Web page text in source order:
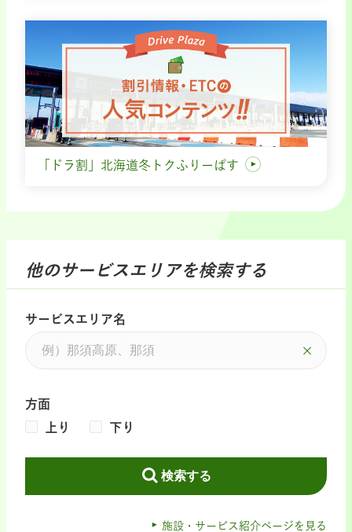
「ドラ割」北海道冬トクふりーぱす
他のサービスエリアを検索する
サービスエリア名
方面
上り
下り
検索する
施設・サービス紹介ページを見る